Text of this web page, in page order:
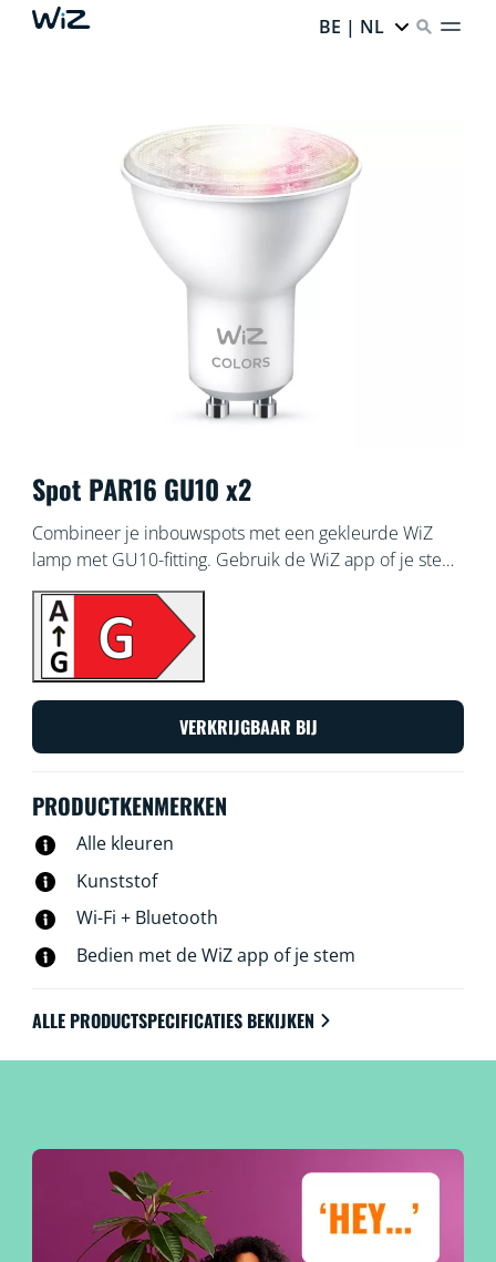
BE | NL
Spot PAR16 GU10 x2
Combineer je inbouwspots met een gekleurde WiZ
lamp met GU10-fitting. Gebruik de WiZ app of je stem
om de verlichting te dimmen of feller te zetten, of
gebruik voorgeprogrammeerde lichtinstellingen op Wi-
Fi-setups.
VERKRIJGBAAR BIJ
PRODUCTKENMERKEN
Alle kleuren
Kunststof
Wi-Fi + Bluetooth
Bedien met de WiZ app of je stem
ALLE PRODUCTSPECIFICATIES BEKIJKEN